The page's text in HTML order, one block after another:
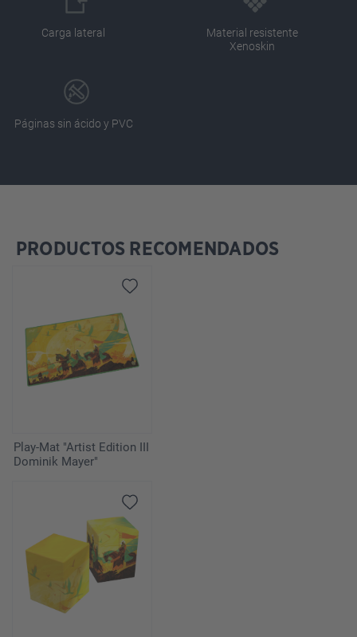
Carga lateral
Material resistente
Xenoskin
Páginas sin ácido y PVC
Omitir la galería de productos
PRODUCTOS RECOMENDADOS
Play-Mat "Artist Edition III
Dominik Mayer"